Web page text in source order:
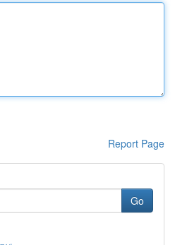
Report Page
Go